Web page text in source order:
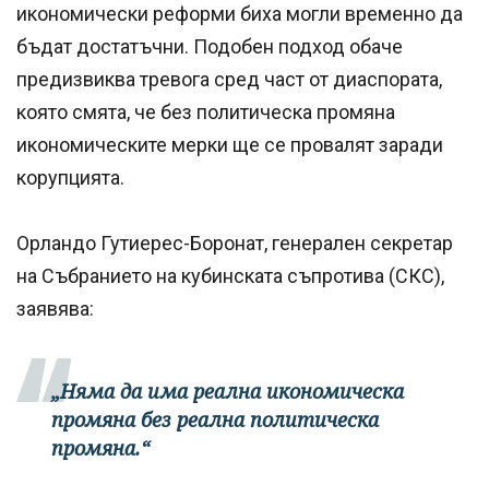
икономически реформи биха могли временно да
бъдат достатъчни. Подобен подход обаче
предизвиква тревога сред част от диаспората,
която смята, че без политическа промяна
икономическите мерки ще се провалят заради
корупцията.
Орландо Гутиерес-Боронат, генерален секретар
на Събранието на кубинската съпротива (СКС),
заявява:
„Няма да има реална икономическа
промяна без реална политическа
промяна.“